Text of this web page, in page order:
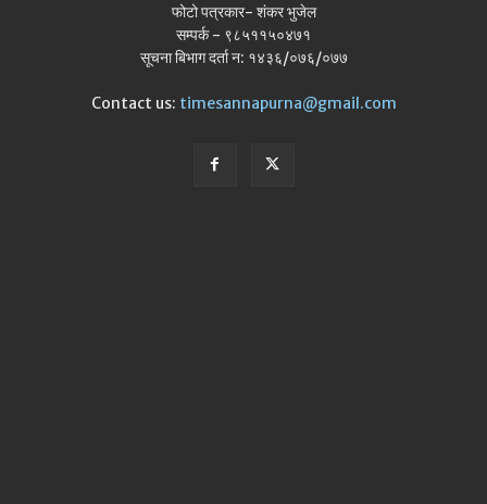
फोटो पत्रकार- शंकर भुजेल
सम्पर्क - ९८५११५०४७१
सूचना बिभाग दर्ता न: १४३६/०७६/०७७
Contact us: timesannapurna@gmail.com